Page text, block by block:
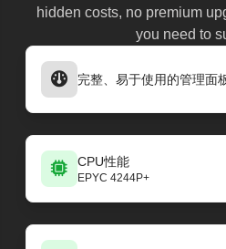
hidden costs, no premium
you need to
完整、易于使用的管理面
CPU性能
EPYC 4244P+